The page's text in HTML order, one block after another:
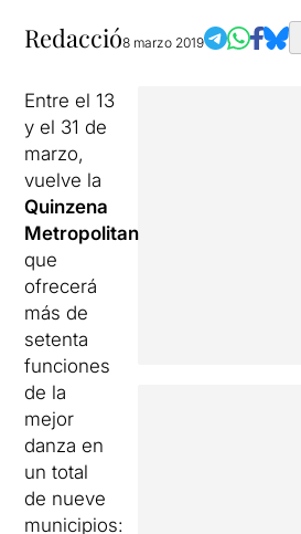
Redacció8 marzo 2019
Entre el 13
y el 31 de
marzo,
vuelve la
Quinzena
Metropolitana
que
ofrecerá
más de
setenta
funciones
de la
mejor
danza en
un total
de nueve
municipios: